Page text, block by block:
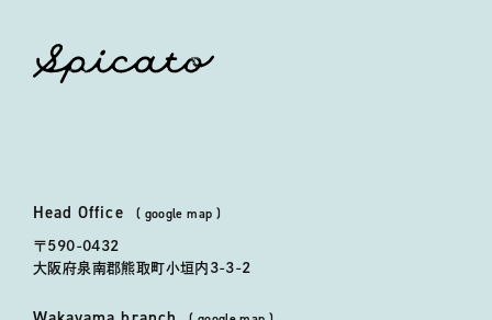
本社
Head Office ( google map )
〒590-0432
大阪府泉南郡熊取町小垣内3-3-2